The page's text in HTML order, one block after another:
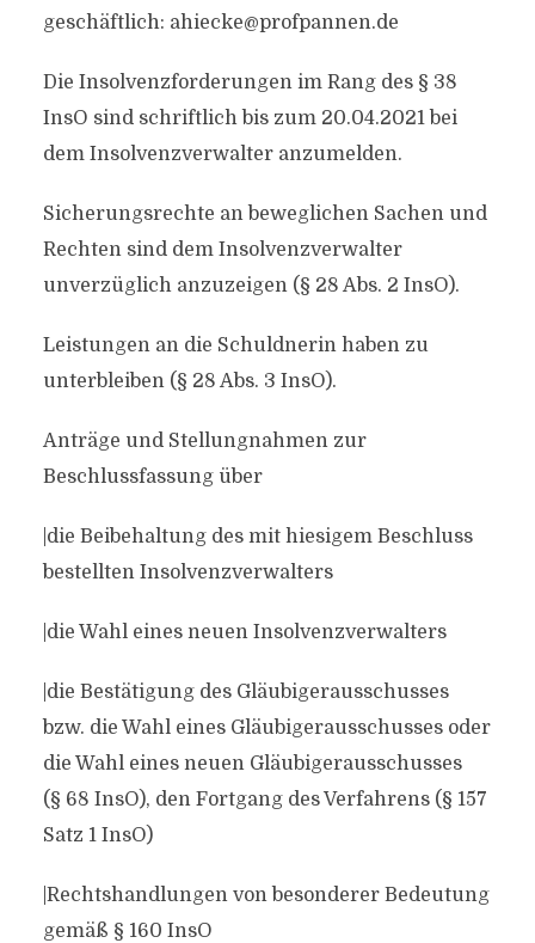
geschäftlich: ahiecke@profpannen.de
Die Insolvenzforderungen im Rang des § 38
InsO sind schriftlich bis zum 20.04.2021 bei
dem Insolvenzverwalter anzumelden.
Sicherungsrechte an beweglichen Sachen und
Rechten sind dem Insolvenzverwalter
unverzüglich anzuzeigen (§ 28 Abs. 2 InsO).
Leistungen an die Schuldnerin haben zu
unterbleiben (§ 28 Abs. 3 InsO).
Anträge und Stellungnahmen zur
Beschlussfassung über
|die Beibehaltung des mit hiesigem Beschluss
bestellten Insolvenzverwalters
|die Wahl eines neuen Insolvenzverwalters
|die Bestätigung des Gläubigerausschusses
bzw. die Wahl eines Gläubigerausschusses oder
die Wahl eines neuen Gläubigerausschusses
(§ 68 InsO), den Fortgang des Verfahrens (§ 157
Satz 1 InsO)
|Rechtshandlungen von besonderer Bedeutung
gemäß § 160 InsO